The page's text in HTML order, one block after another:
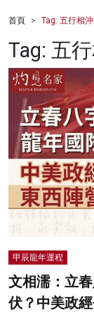
財經
健康
商業
科技
影片
名家榜
灼見活動
首頁 Tag: 五行相沖
Tag: 五
甲辰龍年運程
文相濡：立
伏？中美政